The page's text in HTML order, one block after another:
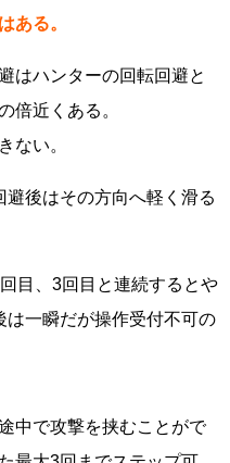
ある。
はハンターの回転回避と
倍近くある。
ない。
避後はその方向へ軽く滑る
目、3回目と連続するとや
一瞬だが操作受付不可の
中で攻撃を挟むことがで